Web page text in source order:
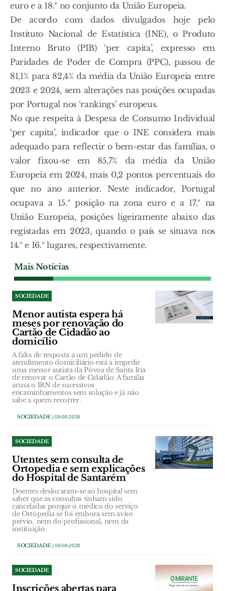
euro e a 18.ª no conjunto da União Europeia.
De acordo com dados divulgados hoje pelo
Instituto Nacional de Estatística (INE), o Produto
Interno Bruto (PIB) ‘per capita’, expresso em
Paridades de Poder de Compra (PPC), passou de
81,1% para 82,4% da média da União Europeia entre
2023 e 2024, sem alterações nas posições ocupadas
por Portugal nos ‘rankings’ europeus.
No que respeita à Despesa de Consumo Individual
‘per capita’, indicador que o INE considera mais
adequado para reflectir o bem-estar das famílias, o
valor fixou-se em 85,7% da média da União
Europeia em 2024, mais 0,2 pontos percentuais do
que no ano anterior. Neste indicador, Portugal
ocupava a 15.ª posição na zona euro e a 17.ª na
União Europeia, posições ligeiramente abaixo das
registadas em 2023, quando o país se situava nos
14.º e 16.º lugares, respectivamente.
Mais Notícias
SOCIEDADE
Menor autista espera há
meses por renovação do
Cartão de Cidadão ao
domicílio
A falta de resposta a um pedido de
atendimento domiciliário está a impedir
uma menor autista da Póvoa de Santa Iria
de renovar o Cartão de Cidadão. A família
acusa o IRN de sucessivos
encaminhamentos sem solução e já não
sabe a quem recorrer.
SOCIEDADE| 09-08-2026
SOCIEDADE
Utentes sem consulta de
Ortopedia e sem explicações
do Hospital de Santarém
Doentes deslocaram-se ao hospital sem
saber que as consultas tinham sido
canceladas porque o médico do serviço
de Ortopedia se foi embora sem aviso
prévio, nem do profissional, nem da
instituição.
SOCIEDADE| 09-08-2026
SOCIEDADE
Inscrições abertas para